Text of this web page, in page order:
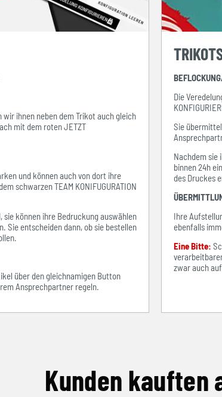
ihnen neben dem Trikot auch gleich
mit dem roten JETZT
und können auch von dort ihre
schwarzen TEAM KONIFUGURATION
können ihre Bedruckung auswählen
Sie entscheiden dann, ob sie bestellen
über den gleichnamigen Button
Ansprechpartner regeln.
Die
Sie
Nachdem
binnen 24h
des Druckes
Ihre
ebenfalls
Eine Bitte:
zwar auch
Kunden kauften